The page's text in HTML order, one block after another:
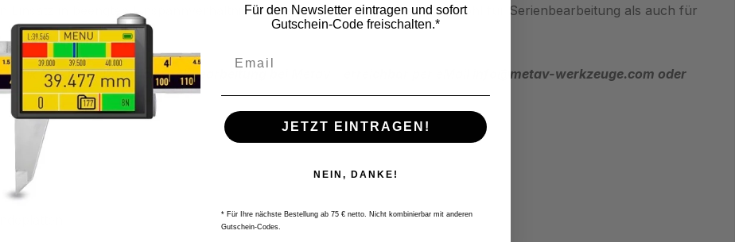
Einsatz in beengten Einspannverhältnissen. Dadurch ist das Werkzeug sowohl für Serienbearbeitung als auch für
Makina für präzise Drehbearbeitung bei Metav – erreichbar per eMail info@metav-werkzeuge.com oder
Für den Newsletter eintragen und sofort
Gutschein-Code freischalten.*
JETZT EINTRAGEN!
NEIN, DANKE!
* Für Ihre nächste Bestellung ab 75 € netto. Nicht kombinierbar mit anderen
Gutschein-Codes.